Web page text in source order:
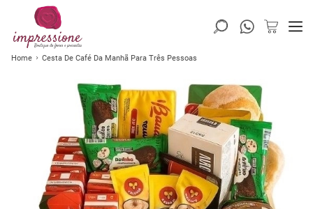
Home Cesta De Café Da Manhã Para Três Pessoas